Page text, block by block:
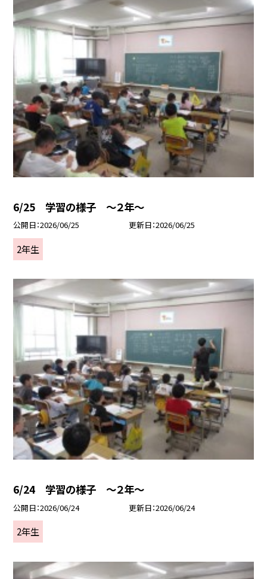
6/25 学習の様子 ～２年～
公開日 2026/06/25 更新日 2026/06/25
2年生
6/24 学習の様子 ～２年～
公開日 2026/06/24 更新日 2026/06/24
2年生